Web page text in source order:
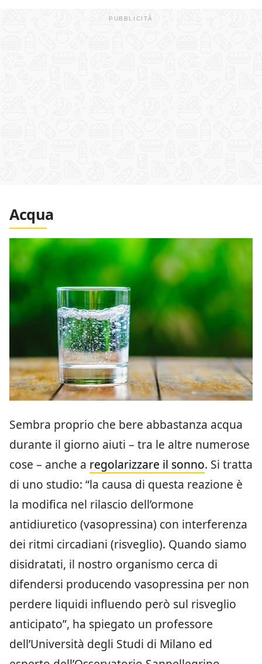
Acqua
Sembra proprio che bere abbastanza acqua
durante il giorno aiuti – tra le altre numerose
cose – anche a regolarizzare il sonno. Si tratta
di uno studio: “la causa di questa reazione è
la modifica nel rilascio dell’ormone
antidiuretico (vasopressina) con interferenza
dei ritmi circadiani (risveglio). Quando siamo
disidratati, il nostro organismo cerca di
difendersi producendo vasopressina per non
perdere liquidi influendo però sul risveglio
anticipato”, ha spiegato un professore
dell’Università degli Studi di Milano ed